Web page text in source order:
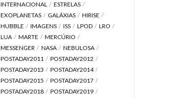
INTERNACIONAL
ESTRELAS
EXOPLANETAS
GALÁXIAS
HIRISE
HUBBLE
IMAGENS ISS LPOD
LRO
LUA
MARTE
MERCÚRIO
MESSENGER
NASA
NEBULOSA
POSTADAY2011
POSTADAY2012
POSTADAY2013
POSTADAY2014
POSTADAY2015
POSTADAY2017
POSTADAY2018
POSTADAY2019